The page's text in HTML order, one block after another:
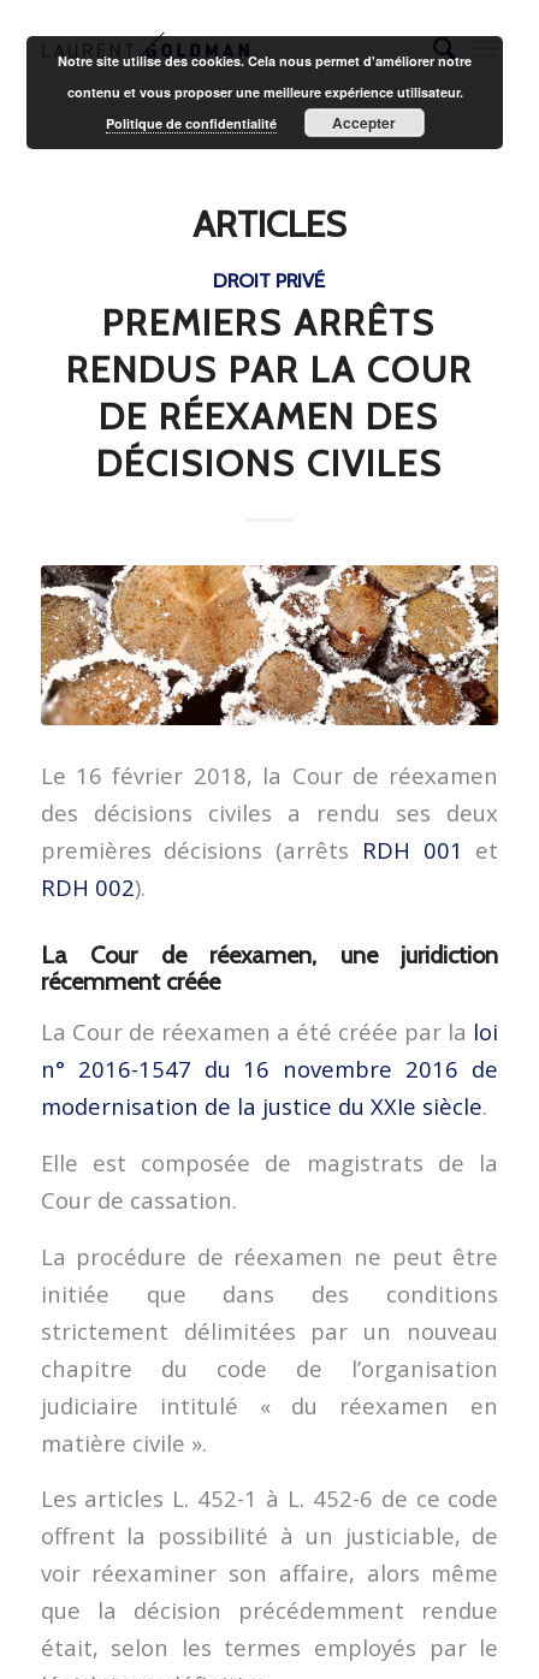
ARTICLES
DROIT PRIVÉ
PREMIERS ARRÊTS
RENDUS PAR LA COUR
DE RÉEXAMEN DES
DÉCISIONS CIVILES
Le 16 février 2018, la Cour de réexamen
des décisions civiles a rendu ses deux
premières décisions (arrêts RDH 001 et
RDH 002).
La Cour de réexamen, une juridiction
récemment créée
La Cour de réexamen a été créée par la loi
n° 2016-1547 du 16 novembre 2016 de
modernisation de la justice du XXIe siècle.
Elle est composée de magistrats de la
Cour de cassation.
La procédure de réexamen ne peut être
initiée que dans des conditions
strictement délimitées par un nouveau
chapitre du code de l’organisation
judiciaire intitulé « du réexamen en
matière civile ».
Les articles L. 452-1 à L. 452-6 de ce code
offrent la possibilité à un justiciable, de
voir réexaminer son affaire, alors même
que la décision précédemment rendue
était, selon les termes employés par le
Notre site utilise des cookies. Cela nous permet d'améliorer notre
contenu et vous proposer une meilleure expérience utilisateur.
Politique de confidentialité
Accepter